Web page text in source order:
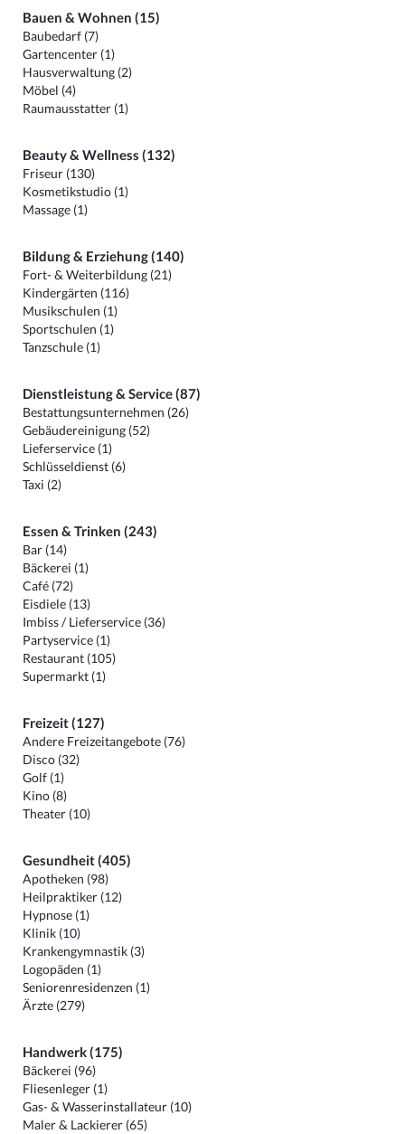
Bauen & Wohnen (15)
Baubedarf (7)
Gartencenter (1)
Hausverwaltung (2)
Möbel (4)
Raumausstatter (1)
Beauty & Wellness (132)
Friseur (130)
Kosmetikstudio (1)
Massage (1)
Bildung & Erziehung (140)
Fort- & Weiterbildung (21)
Kindergärten (116)
Musikschulen (1)
Sportschulen (1)
Tanzschule (1)
Dienstleistung & Service (87)
Bestattungsunternehmen (26)
Gebäudereinigung (52)
Lieferservice (1)
Schlüsseldienst (6)
Taxi (2)
Essen & Trinken (243)
Bar (14)
Bäckerei (1)
Café (72)
Eisdiele (13)
Imbiss / Lieferservice (36)
Partyservice (1)
Restaurant (105)
Supermarkt (1)
Freizeit (127)
Andere Freizeitangebote (76)
Disco (32)
Golf (1)
Kino (8)
Theater (10)
Gesundheit (405)
Apotheken (98)
Heilpraktiker (12)
Hypnose (1)
Klinik (10)
Krankengymnastik (3)
Logopäden (1)
Seniorenresidenzen (1)
Ärzte (279)
Handwerk (175)
Bäckerei (96)
Fliesenleger (1)
Gas- & Wasserinstallateur (10)
Maler & Lackierer (65)